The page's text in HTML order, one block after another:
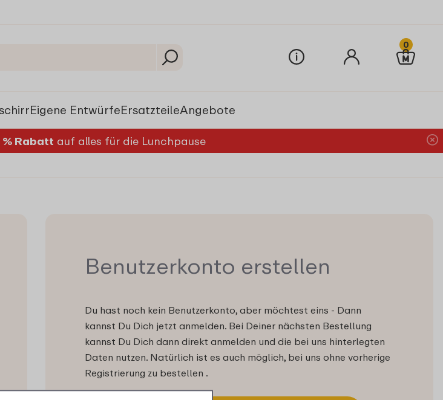
0
Eigene EntwürfeErsatzteileAngebote
% Rabatt auf alles für die Lunchpause
Benutzerkonto erstellen
Du hast noch kein Benutzerkonto, aber möchtest eins - Dann
kannst Du Dich jetzt anmelden. Bei Deiner nächsten Bestellung
kannst Du Dich dann direkt anmelden und die bei uns hinterlegten
Daten nutzen. Natürlich ist es auch möglich, bei uns ohne vorherige
Registrierung zu bestellen .